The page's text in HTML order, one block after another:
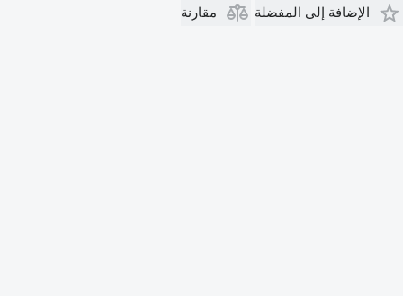
الإضافة إلى المفضلة مقارنة